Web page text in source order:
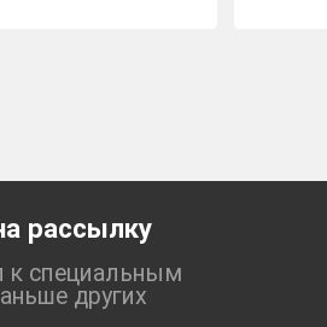
рассылку
к специальным
других